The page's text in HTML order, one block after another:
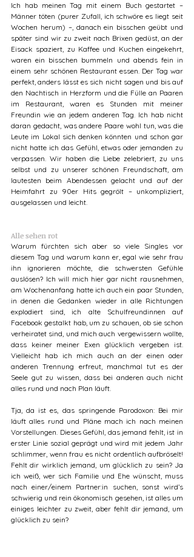
Ich hab meinen Tag mit einem Buch gestartet –
Männer töten (purer Zufall, ich schwöre es liegt seit
Wochen herum) –, danach ein bisschen geübt und
später sind wir zu zweit nach Brixen gedüst, an der
Eisack spaziert, zu Kaffee und Kuchen eingekehrt,
waren ein bisschen bummeln und abends fein in
einem sehr schönen Restaurant essen. Der Tag war
perfekt, anders lässt es sich nicht sagen und bis auf
den Nachtisch in Herzform und die Fülle an Paaren
im Restaurant, waren es Stunden mit meiner
Freundin wie an jedem anderen Tag. Ich hab nicht
daran gedacht, was andere Paare wohl tun, was die
Leute im Lokal sich denken könnten und schon gar
nicht hatte ich das Gefühl, etwas oder jemanden zu
verpassen. Wir haben die Liebe zelebriert, zu uns
selbst und zu unserer schönen Freundschaft, am
lautesten beim Abendessen gelacht und auf der
Heimfahrt zu 90er Hits gegrölt – unkompliziert,
ausgelassen und leicht.
Alle sehen rot
Warum fürchten sich aber so viele Singles vor
diesem Tag und warum kann er, egal wie sehr frau
ihn ignorieren möchte, die schwersten Gefühle
auslösen? Ich will mich hier gar nicht rausnehmen,
am Wochenanfang hatte ich auch ein paar Stunden,
in denen die Gedanken wieder in alle Richtungen
explodiert sind, ich alte Schulfreundinnen auf
Facebook gestalkt hab, um zu schauen, ob sie schon
verheiratet sind, und mich auch vergewissern wollte,
dass keiner meiner Exen glücklich vergeben ist.
Vielleicht hab ich mich auch an der einen oder
anderen Trennung erfreut, manchmal tut es der
Seele gut zu wissen, dass bei anderen auch nicht
alles rund und nach Plan läuft.
Tja, da ist es, das springende Parodoxon: Bei mir
läuft alles rund und Pläne mach ich nach meinen
Vorstellungen. Dieses Gefühl, das jemand fehlt, ist in
erster Linie sozial geprägt und wird mit jedem Jahr
schlimmer, wenn frau es nicht ordentlich aufbröselt!
Fehlt dir wirklich jemand, um glücklich zu sein? Ja
ich weiß, wer sich Familie und Ehe wünscht, muss
nach einer/einem Partner:in suchen, sonst wird’s
schwierig und rein ökonomisch gesehen, ist alles um
einiges leichter zu zweit, aber fehlt dir jemand, um
glücklich zu sein?